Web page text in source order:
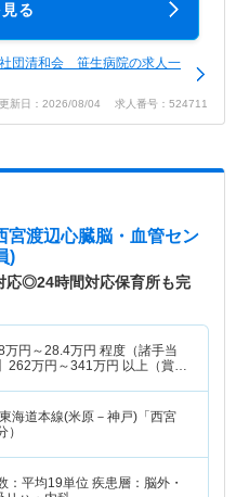
る
団清和会 笹生病院の求人一
更新日：2026/08/04 求人番号：524711
宮渡辺心臓脳・血管セン
)
応◎24時間対応保育所も完
万円～28.4万円 程度（諸手当
262万円～341万円 以上（賞与
東海道本線(米原－神戸)「西宮
：平均19単位 疾患層：脳外・